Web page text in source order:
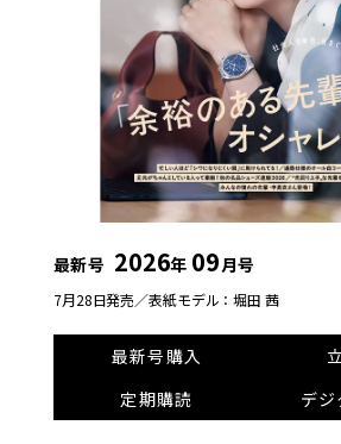
最新号 2026年 09月号
7月28日発売／表紙モデル：堀田 茜
最新号購入
定期購読
デ